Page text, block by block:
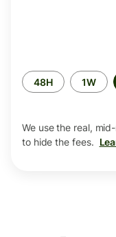
Time
period
48H 1W
We use the real,
to hide the fees.